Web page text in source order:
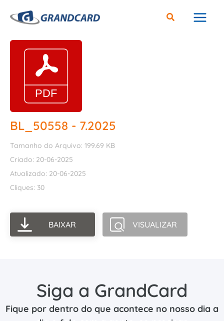
para
BL_50558 - 7.2025
Tamanho do Arquivo: 199.69 KB
Criado: 20-06-2025
Atualizado: 20-06-2025
Cliques: 30
BAIXAR VISUALIZAR
Siga a GrandCard
Fique por dentro do que acontece no nosso dia a